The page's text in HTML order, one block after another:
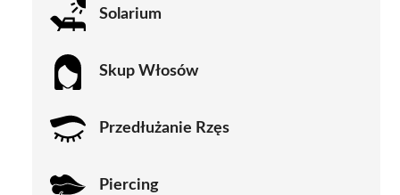
Solarium
Skup Włosów
Przedłużanie Rzęs
Piercing